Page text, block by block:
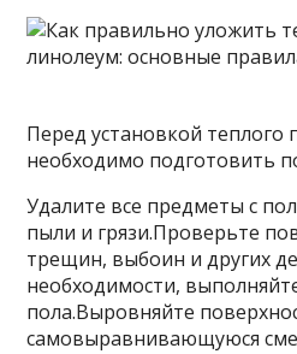
Перед установкой теплого
необходимо подготовить
Удалите все предметы с
пыли и грязи.Проверьте
трещин, выбоин и других
необходимости,
пола.Выровняйте
самовыравнивающуюся